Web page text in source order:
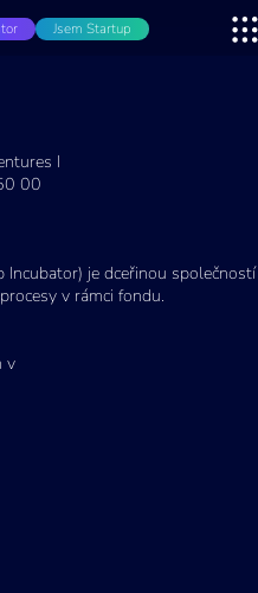
Jsem Startup
I
00
je dceřinou společností
v rámci fondu.
v